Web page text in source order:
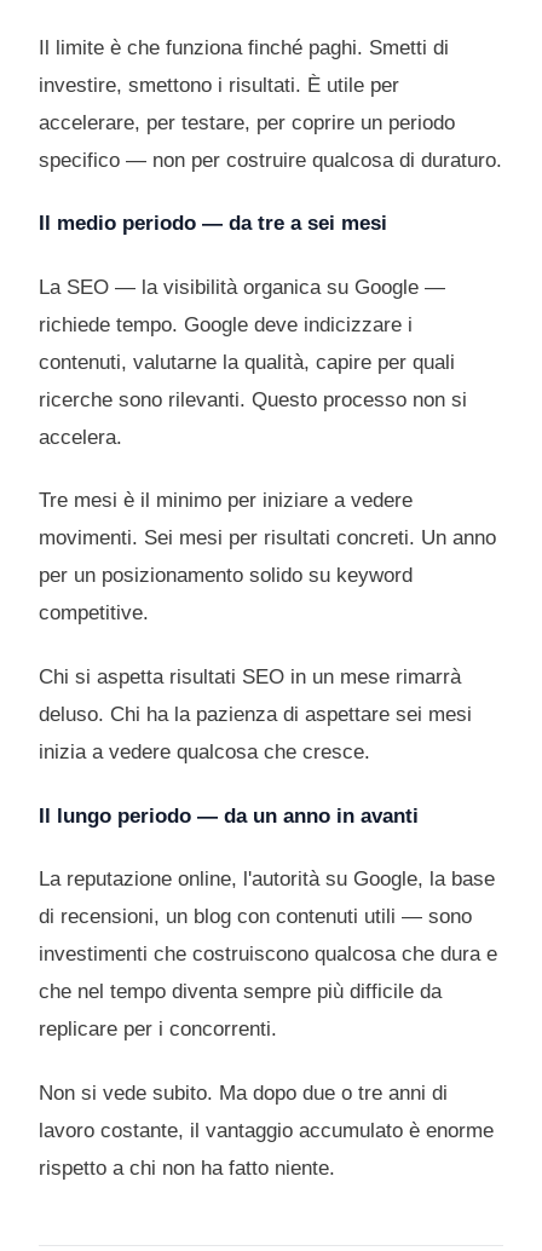
Il limite è che funziona finché paghi. Smetti di
investire, smettono i risultati. È utile per
accelerare, per testare, per coprire un periodo
specifico — non per costruire qualcosa di duraturo.
Il medio periodo — da tre a sei mesi
La SEO — la visibilità organica su Google —
richiede tempo. Google deve indicizzare i
contenuti, valutarne la qualità, capire per quali
ricerche sono rilevanti. Questo processo non si
accelera.
Tre mesi è il minimo per iniziare a vedere
movimenti. Sei mesi per risultati concreti. Un anno
per un posizionamento solido su keyword
competitive.
Chi si aspetta risultati SEO in un mese rimarrà
deluso. Chi ha la pazienza di aspettare sei mesi
inizia a vedere qualcosa che cresce.
Il lungo periodo — da un anno in avanti
La reputazione online, l'autorità su Google, la base
di recensioni, un blog con contenuti utili — sono
investimenti che costruiscono qualcosa che dura e
che nel tempo diventa sempre più difficile da
replicare per i concorrenti.
Non si vede subito. Ma dopo due o tre anni di
lavoro costante, il vantaggio accumulato è enorme
rispetto a chi non ha fatto niente.